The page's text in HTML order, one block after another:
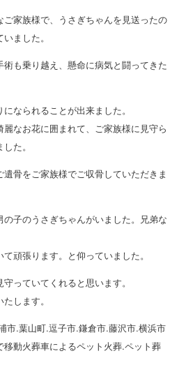
ご家族様で、うさぎちゃんを見送ったの
ました。
も乗り越え、懸命に病気と闘ってきた
なられることが出来ました。
なお花に囲まれて、ご家族様に見守ら
た。
骨をご家族様でご収骨していただきま
子のうさぎちゃんがいました。兄弟な
頑張ります。と仰っていました。
っていてくれると思います。
します。
市.葉山町.逗子市.鎌倉市.藤沢市.横浜市
移動火葬車によるペット火葬.ペット葬